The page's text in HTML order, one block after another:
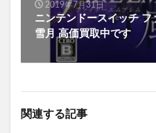
2019年7月31日
ニンテンドースイッチ
雪月 高価買取中です
関連する記事